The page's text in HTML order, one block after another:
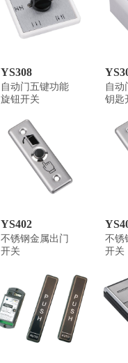
YS308
自动门五键功能
旋钮开关
自动
钥匙
YS402
不锈钢金属出门
开关
不锈
开关